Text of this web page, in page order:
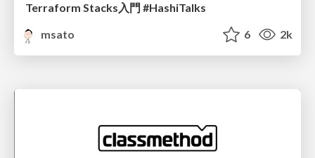
Terraform Stacks入門 #HashiTalks
msato
6 2k